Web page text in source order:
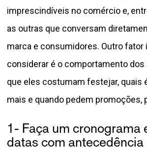
imprescindíveis no comércio e,
as outras que conversam
marca e consumidores. Outro fator
considerar é o comportamento
que eles costumam festejar, quais
mais e quando pedem promoções,
1- Faça um cronograma
datas com antecedência